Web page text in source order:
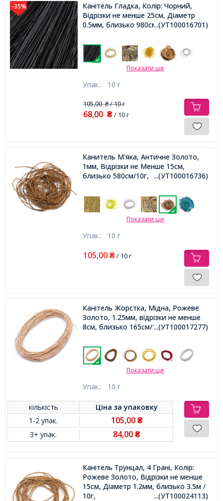
-35%
Канітель Гладка, Колір: Чорний,
Відрізки не менше 25см, Діаметр
0.5мм, близько 980см / 10г,...(УТ100016701)
Показати ще
Упак.: 10 г
105,00₴/ 10 г
68,00 ₴/ 10 г
Канитель М'яка, Античне Золото,
1мм, Відрізки не Менше 15см,
близько 580см/10г, ...(УТ100016736)
Показати ще
Упак.: 10 г
105,00 ₴/ 10 г
Канітель Жорстка, Мідна, Рожеве
Золото, 1.25мм, відрізки не менше
8см, близько 165см/10г,...(УТ100017277)
Показати ще
Упак.: 10 г
кількість Ціна заупаковку
1-2 упак.
105,00 ₴
3+ упак. 84,00₴
Канітель Трунцал, 4 Грані, Колір:
Рожеве Золото, Відрізки не менше
15см, Діаметр 1.2мм, близько 3.5м /
10г,
...(УТ100024113)